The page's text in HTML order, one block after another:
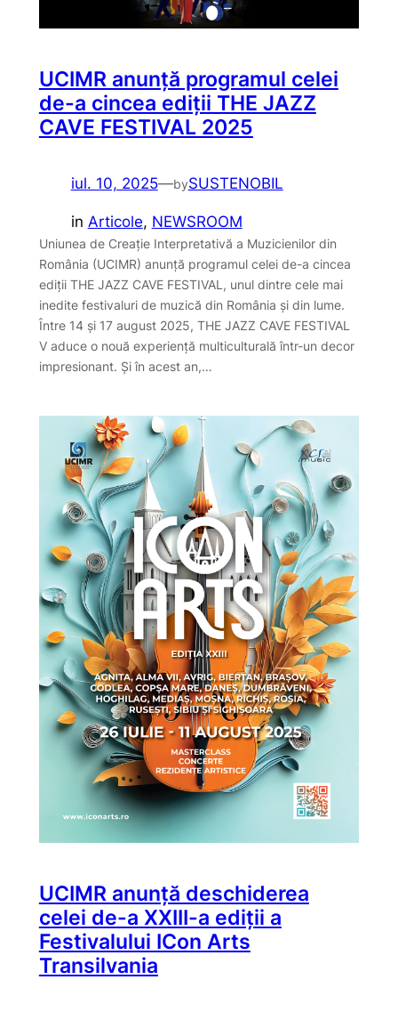
UCIMR anunță programul celei
de-a cincea ediții THE JAZZ
CAVE FESTIVAL 2025
iul. 10, 2025—bySUSTENOBIL
in Articole, NEWSROOM
Uniunea de Creație Interpretativă a Muzicienilor din
România (UCIMR) anunță programul celei de-a cincea
ediții THE JAZZ CAVE FESTIVAL, unul dintre cele mai
inedite festivaluri de muzică din România și din lume.
Între 14 și 17 august 2025, THE JAZZ CAVE FESTIVAL
V aduce o nouă experiență multiculturală într-un decor
impresionant. Și în acest an,…
UCIMR anunță deschiderea
celei de-a XXIII-a ediții a
Festivalului ICon Arts
Transilvania